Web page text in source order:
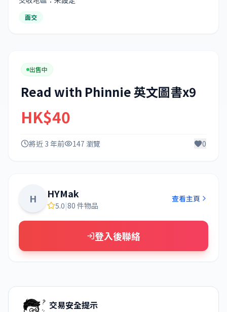
面交
出售中
Read with Phinnie 英文圖書x9
HK$40
將近 3 年前 147 瀏覽 0
H HYMak
5.0|80 件物品
查看主頁
登入後聯絡
交易安全提示